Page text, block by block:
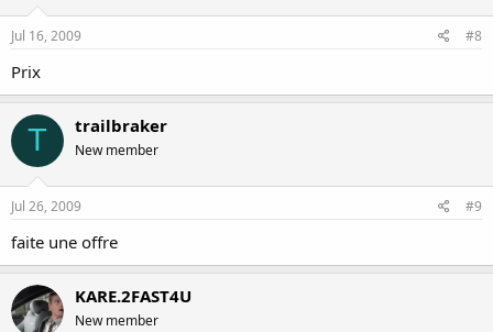
Jul 16, 2009 #8
Prix
T trailbraker
New member
Jul 26, 2009 #9
faite une offre
KARE.2FAST4U
New member